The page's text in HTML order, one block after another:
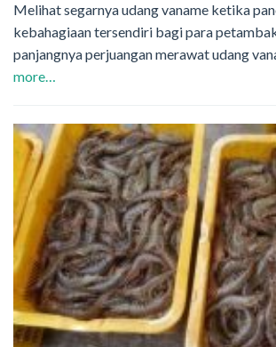
Melihat segarnya udang vaname ketika
kebahagiaan tersendiri bagi para
panjangnya perjuangan merawat udang
more…